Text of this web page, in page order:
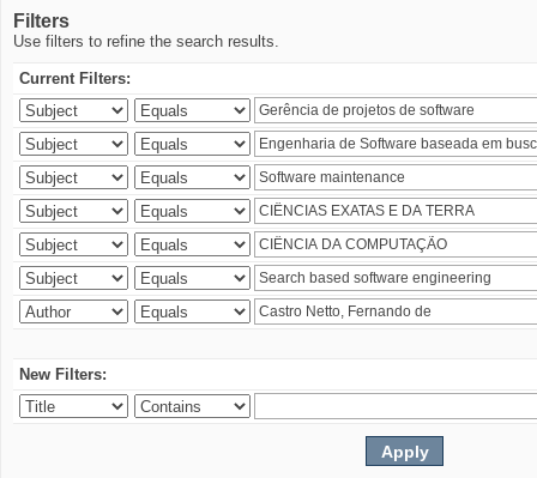
Filters
Use filters to refine the search results.
Current Filters:
New Filters: